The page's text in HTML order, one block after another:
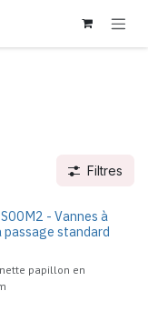
Filtres
- Vannes à
passage standard
papillon en